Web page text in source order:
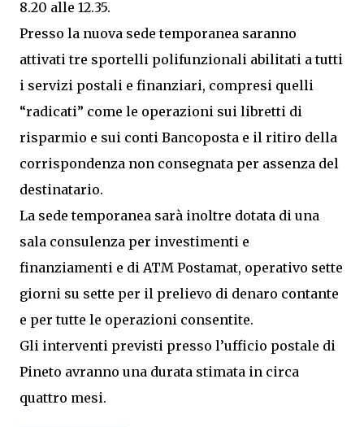
8.20 alle 12.35.
Presso la nuova sede temporanea saranno
attivati tre sportelli polifunzionali abilitati a tutti
i servizi postali e finanziari, compresi quelli
“radicati” come le operazioni sui libretti di
risparmio e sui conti Bancoposta e il ritiro della
corrispondenza non consegnata per assenza del
destinatario.
La sede temporanea sarà inoltre dotata di una
sala consulenza per investimenti e
finanziamenti e di ATM Postamat, operativo sette
giorni su sette per il prelievo di denaro contante
e per tutte le operazioni consentite.
Gli interventi previsti presso l’ufficio postale di
Pineto avranno una durata stimata in circa
quattro mesi.